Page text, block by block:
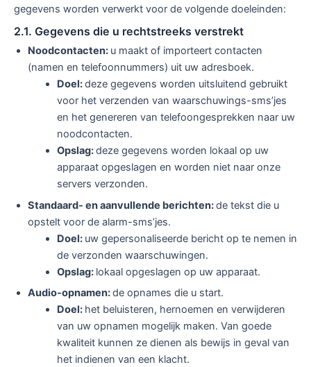
gegevens worden verwerkt voor de volgende doeleinden:
2.1. Gegevens die u rechtstreeks verstrekt
Noodcontacten: u maakt of importeert contacten
(namen en telefoonnummers) uit uw adresboek.
Doel:deze gegevens worden uitsluitend gebruikt
voor het verzenden van waarschuwings-sms’jes
en het genereren van telefoongesprekken naar uw
noodcontacten.
Opslag:deze gegevens worden lokaal op uw
apparaat opgeslagen en worden niet naar onze
servers verzonden.
Standaard- en aanvullende berichten:de tekst die u
opstelt voor de alarm-sms’jes.
Doel: uw gepersonaliseerde bericht op te nemen in
de verzonden waarschuwingen.
Opslag: lokaal opgeslagen op uw apparaat.
Audio-opnamen:de opnames die u start.
Doel: het beluisteren, hernoemen en verwijderen
van uw opnamen mogelijk maken. Van goede
kwaliteit kunnen ze dienen als bewijs in geval van
het indienen van een klacht.